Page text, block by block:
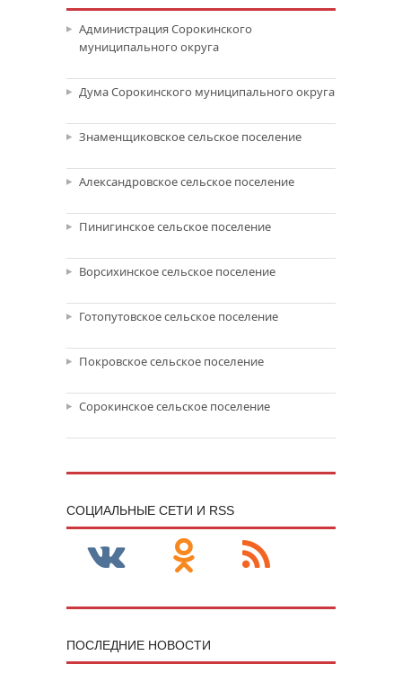
Администрация Сорокинского
муниципального округа
Дума Сорокинского муниципального округа
Знаменщиковское сельское поселение
Александровское сельское поселение
Пинигинское сельское поселение
Ворсихинское сельское поселение
Готопутовское сельское поселение
Покровское сельское поселение
Сорокинское сельское поселение
CОЦИАЛЬНЫЕ СЕТИ И RSS
ПОСЛЕДНИЕ НОВОСТИ